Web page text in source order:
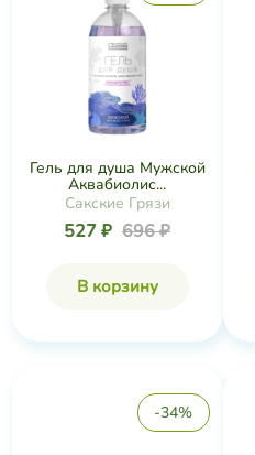
Гель для душа Мужской
Аквабиолис...
Сакские Грязи
527 ₽ 696 ₽
В корзину
-34%